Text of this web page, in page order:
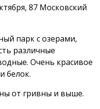
87 Московский
парк с озерами,
различные
Очень красивое
белок.
от гривны и выше.